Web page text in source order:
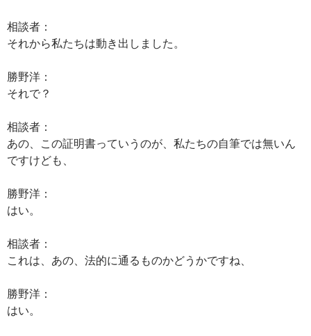
相談者：
それから私たちは動き出しました。
勝野洋：
それで？
相談者：
あの、この証明書っていうのが、私たちの自筆では無いん
ですけども、
勝野洋：
はい。
相談者：
これは、あの、法的に通るものかどうかですね、
勝野洋：
はい。